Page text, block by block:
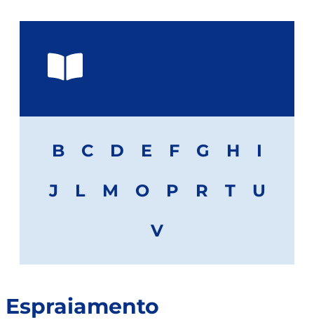
B C D E F G H
I
J
L M O P R T
U
V
Espraiamento